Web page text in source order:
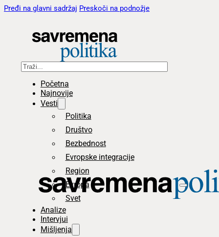
Pređi na glavni sadržaj Preskoči na podnožje
Pretraga
Početna
Najnovije
Vesti
Politika
Društvo
Bezbednost
Evropske integracije
Region
Evropa
Svet
Analize
Intervjui
Mišljenja